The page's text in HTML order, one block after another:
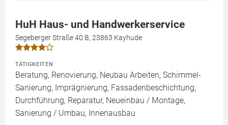
HuH Haus- und Handwerkerservice
Segeberger Straße 40 B, 23863 Kayhude
TÄTIGKEITEN
Beratung, Renovierung, Neubau Arbeiten, Schimmel-
Sanierung, Imprägnierung, Fassadenbeschichtung,
Durchführung, Reparatur, Neueinbau / Montage,
Sanierung / Umbau, Innenausbau